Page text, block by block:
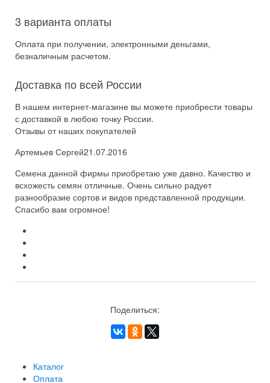
3 варианта оплаты
Оплата при получении, электронными деньгами,
безналичным расчетом.
Доставка по всей России
В нашем интернет-магазине вы можете приобрести товары
с доставкой в любою точку России.
Отзывы от наших покупателей
Артемьев Сергей21.07.2016
Семена данной фирмы приобретаю уже давно. Качество и
всхожесть семян отличные. Очень сильно радует
разнообразие сортов и видов представленной продукции.
Спасибо вам огромное!
Поделиться:
Каталог
Оплата